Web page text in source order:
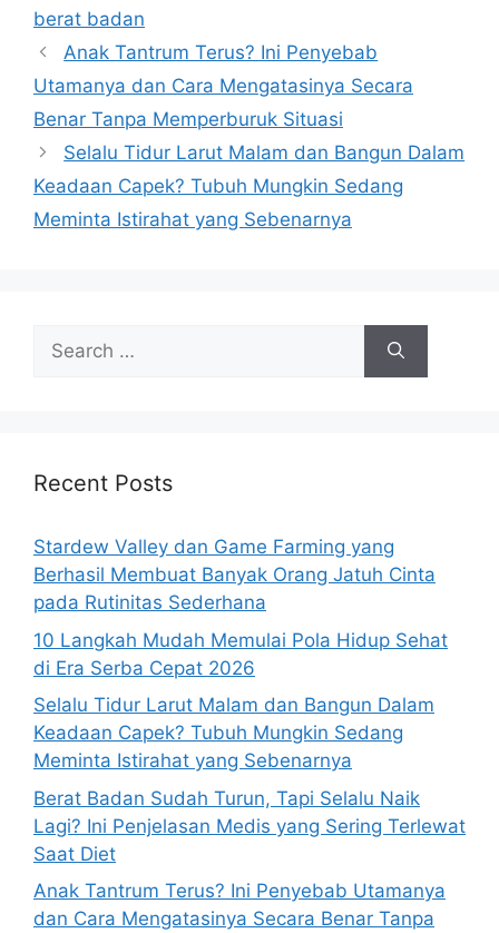
r
s
berat badan
Anak Tantrum Terus? Ini Penyebab
Utamanya dan Cara Mengatasinya Secara
Benar Tanpa Memperburuk Situasi
Selalu Tidur Larut Malam dan Bangun Dalam
Keadaan Capek? Tubuh Mungkin Sedang
Meminta Istirahat yang Sebenarnya
h
r
:
Recent Posts
Stardew Valley dan Game Farming yang
Berhasil Membuat Banyak Orang Jatuh Cinta
pada Rutinitas Sederhana
10 Langkah Mudah Memulai Pola Hidup Sehat
di Era Serba Cepat 2026
Selalu Tidur Larut Malam dan Bangun Dalam
Keadaan Capek? Tubuh Mungkin Sedang
Meminta Istirahat yang Sebenarnya
Berat Badan Sudah Turun, Tapi Selalu Naik
Lagi? Ini Penjelasan Medis yang Sering Terlewat
Saat Diet
Anak Tantrum Terus? Ini Penyebab Utamanya
dan Cara Mengatasinya Secara Benar Tanpa